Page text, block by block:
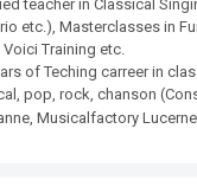
teacher in Classical
etc.), Masterclasses in
Voici Training etc.
of Teching carreer in
pop, rock, chanson
Musicalfactory